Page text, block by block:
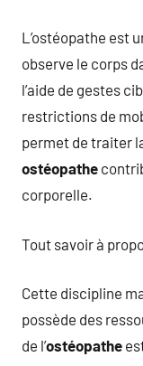
L’ostéopathe est
observe le corps
l’aide de gestes
restrictions de
permet de traiter
ostéopathe
corporelle.
Tout savoir à
Cette discipline
possède des
de l’ostéopathe